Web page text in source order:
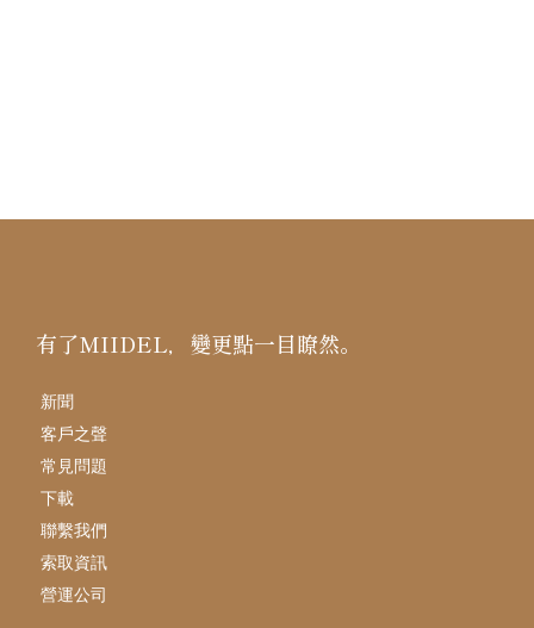
有了MIIDEL，變更點一目瞭然。
新聞
客戶之聲
常見問題
下載
聯繫我們
索取資訊
營運公司